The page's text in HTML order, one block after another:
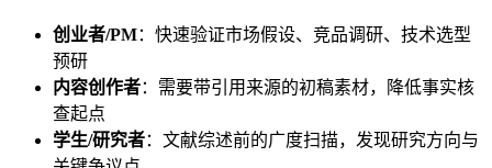
创业者/PM：快速验证市场假设、竞品调研、技术选型
预研
内容创作者：需要带引用来源的初稿素材，降低事实核
查起点
学生/研究者：文献综述前的广度扫描，发现研究方向与